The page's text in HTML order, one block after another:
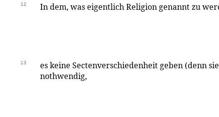
12 In dem, was eigentlich Religion genannt zu
13
es keine Sectenverschiedenheit geben (denn
nothwendig,